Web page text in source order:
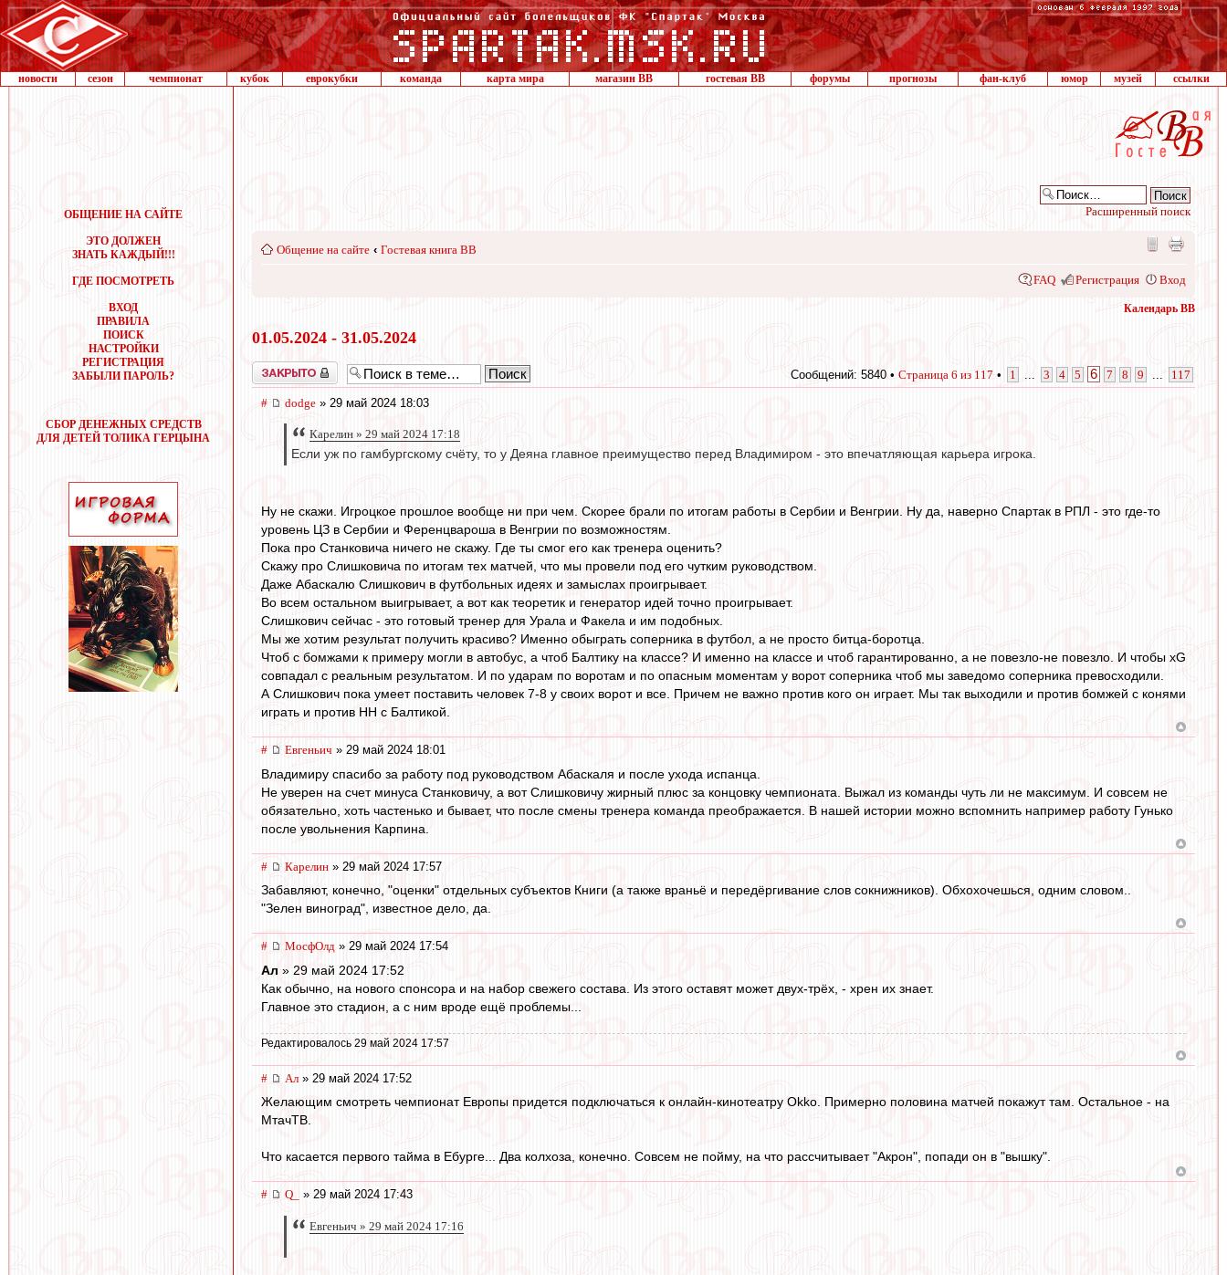
новости сезон чемпионат кубок еврокубки команда карта мира магазин ВВ гостевая ВВ форумы прогнозы фан-клуб юмор музей ссылки
ОБЩЕНИЕ НА САЙТЕ
ЭТО ДОЛЖЕН
ЗНАТЬ КАЖДЫЙ!!!
ГДЕ ПОСМОТРЕТЬ
ВХОД
ПРАВИЛА
ПОИСК
НАСТРОЙКИ
РЕГИСТРАЦИЯ
ЗАБЫЛИ ПАРОЛЬ?
СБОР ДЕНЕЖНЫХ СРЕДСТВ
ДЛЯ ДЕТЕЙ ТОЛИКА ГЕРЦЫНА
Расширенный поиск
Общение на сайте ‹ Гостевая книга ВВ
FAQ Регистрация Вход
Календарь ВВ
01.05.2024 - 31.05.2024
Закрыто Сообщений: 5840 • Страница 6 из 117 • 1 3 4 5 6 7 8 9 117
# dodge » 29 май 2024 18:03
Карелин » 29 май 2024 17:18
Если уж по гамбургскому счёту, то у Деяна главное преимущество перед Владимиром - это впечатляющая карьера игрока.
Ну не скажи. Игроцкое прошлое вообще ни при чем. Скорее брали по итогам работы в Сербии и Венгрии. Ну да, наверно Спартак в РПЛ - это где-то
уровень ЦЗ в Сербии и Ференцвароша в Венгрии по возможностям.
Пока про Станковича ничего не скажу. Где ты смог его как тренера оценить?
Скажу про Слишковича по итогам тех матчей, что мы провели под его чутким руководством.
Даже Абаскалю Слишкович в футбольных идеях и замыслах проигрывает.
Во всем остальном выигрывает, а вот как теоретик и генератор идей точно проигрывает.
Слишкович сейчас - это готовый тренер для Урала и Факела и им подобных.
Мы же хотим результат получить красиво? Именно обыграть соперника в футбол, а не просто битца-боротца.
Чтоб с бомжами к примеру могли в автобус, а чтоб Балтику на классе? И именно на классе и чтоб гарантированно, а не повезло-не повезло. И чтобы хG
совпадал с реальным результатом. И по ударам по воротам и по опасным моментам у ворот соперника чтоб мы заведомо соперника превосходили.
А Слишкович пока умеет поставить человек 7-8 у своих ворот и все. Причем не важно против кого он играет. Мы так выходили и против бомжей с конями
играть и против НН с Балтикой.
# Евгеньич » 29 май 2024 18:01
Владимиру спасибо за работу под руководством Абаскаля и после ухода испанца.
Не уверен на счет минуса Станковичу, а вот Слишковичу жирный плюс за концовку чемпионата. Выжал из команды чуть ли не максимум. И совсем не
обязательно, хоть частенько и бывает, что после смены тренера команда преображается. В нашей истории можно вспомнить например работу Гунько
после увольнения Карпина.
# Карелин » 29 май 2024 17:57
Забавляют, конечно, "оценки" отдельных субъектов Книги (а также враньё и передёргивание слов сокнижников). Обхохочешься, одним словом..
"Зелен виноград", известное дело, да.
# МосфОлд » 29 май 2024 17:54
Ал » 29 май 2024 17:52
Как обычно, на нового спонсора и на набор свежего состава. Из этого оставят может двух-трёх, - хрен их знает.
Главное это стадион, а с ним вроде ещё проблемы...
Редактировалось 29 май 2024 17:57
# Ал » 29 май 2024 17:52
Желающим смотреть чемпионат Европы придется подключаться к онлайн-кинотеатру Okko. Примерно половина матчей покажут там. Остальное - на
МтачТВ.
Что касается первого тайма в Ебурге... Два колхоза, конечно. Совсем не пойму, на что рассчитывает "Акрон", попади он в "вышку".
# Q_ » 29 май 2024 17:43
Евгеньич » 29 май 2024 17:16